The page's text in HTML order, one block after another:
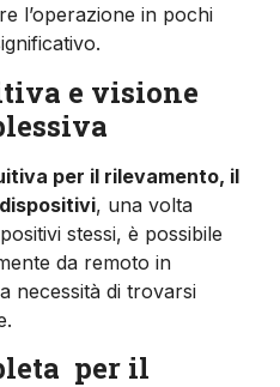
l’operazio­ne in pochi
e visione
per il rilevamento, il
, una volta
stessi, è pos­sibile
da remoto in
necessità di trovarsi
per il